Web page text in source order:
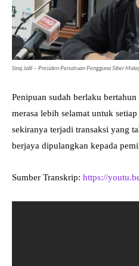
Siraj Jalil – Presiden Persatuan Pengguna Siber
Penipuan sudah berlaku
merasa lebih selamat untuk
sekiranya terjadi transaksi yang
berjaya dipulangkan kepada
Sumber Transkrip: https://